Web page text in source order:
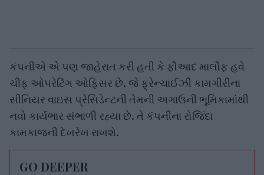
કંપનીએ એ પણ જાહેરાત કરી હતી કે ફૌઆદ માલૌફ હવે
ચીફ ઓપરેટિંગ ઓફિસર છે, જે ફ્રેન્ચાઈઝી કામગીરીના
સીનિયર વાઇસ પ્રેસિડેન્ટની તેમની અગાઉની ભૂમિકામાંથી
નવો કાર્યભાર સંભાળી રહ્યા છે. તે કંપનીના રોજિંદા
કામકાજની દેખરેખ રાખશે.
GO DEEPER